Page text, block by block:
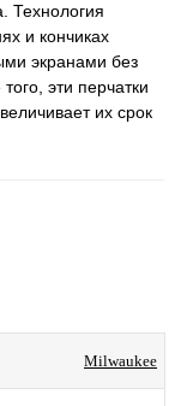
Технология
и кончиках
экранами без
эти перчатки
их срок
Milwaukee